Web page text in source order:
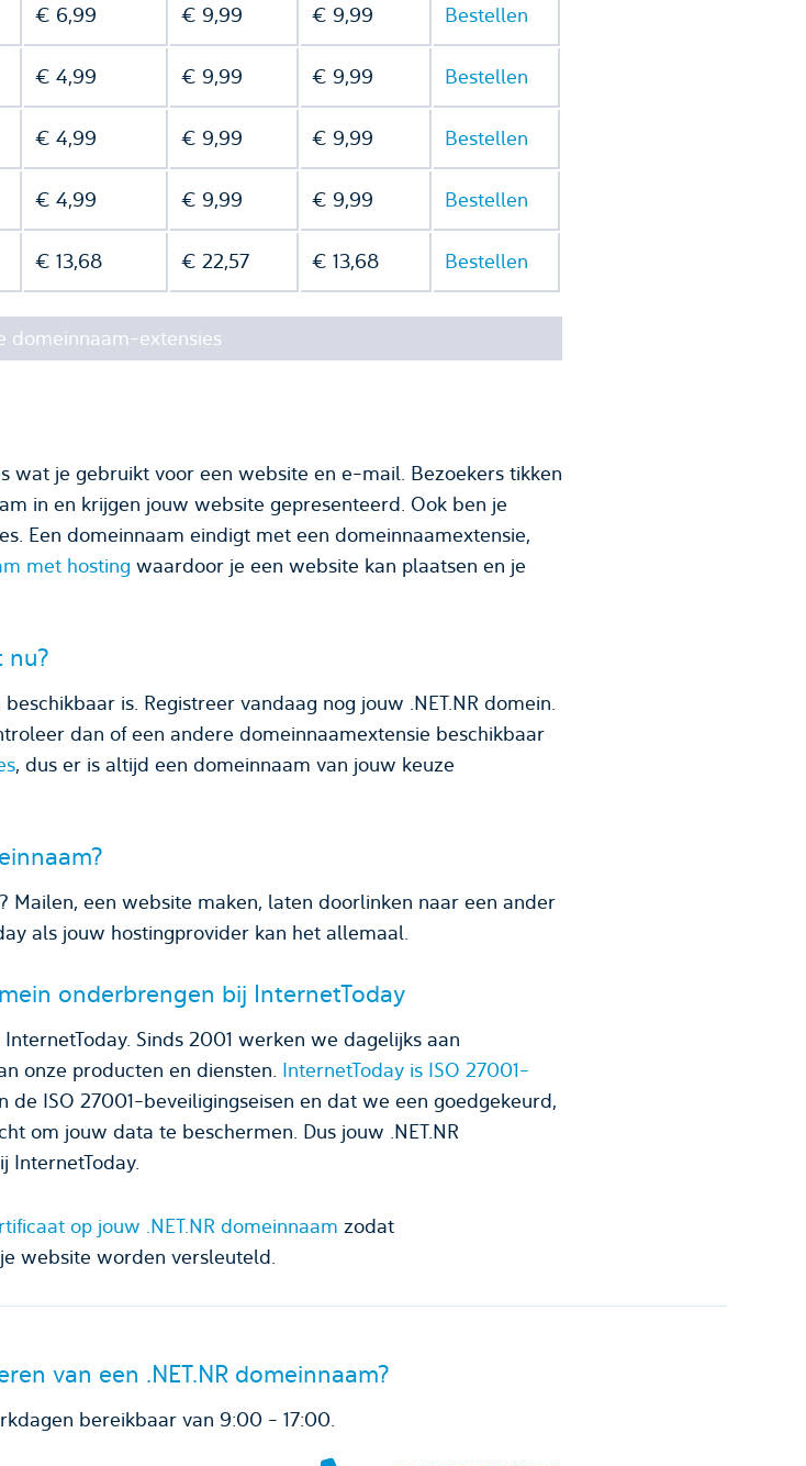
€ 6,99 € 9,99 € 9,99 Bestellen
€ 4,99 € 9,99 € 9,99 Bestellen
€ 4,99 € 9,99 € 9,99 Bestellen
€ 4,99 € 9,99 € 9,99 Bestellen
€ 13,68 € 22,57 € 13,68 Bestellen
domeinnaam-extensies
wat je gebruikt voor een website en e-mail. Bezoekers tikken
in en krijgen jouw website gepresenteerd. Ook ben je
met hosting waardoor je een website kan plaatsen en je
nu?
is. Registreer vandaag nog jouw .NET.NR domein.
dan of een andere domeinnaamextensie beschikbaar
, dus er is altijd een domeinnaam van jouw keuze
Mailen, een website maken, laten doorlinken naar een ander
als jouw hostingprovider kan het allemaal.
onderbrengen bij InternetToday
Sinds 2001 werken we dagelijks aan
onze producten en diensten. InternetToday is ISO 27001-
ISO 27001-beveiligingseisen en dat we een goedgekeurd,
om jouw data te beschermen. Dus jouw .NET.NR
op jouw .NET.NR domeinnaam zodat
website worden versleuteld.
van een .NET.NR domeinnaam?
bereikbaar van 9:00 - 17:00.